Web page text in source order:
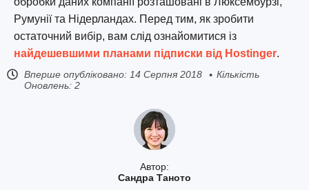
Автор:
Сандра Таното
Румунії та Нідерландах. Перед тим, як зробити
остаточний вибір, вам слід ознайомитися із
найдешевшими планами підписки від Hostinger.
Вперше опубліковано: 14 Серпня 2018
Кількість
Оновлень: 2